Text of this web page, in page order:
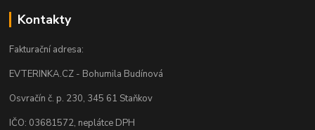
Kontakty
Fakturační adresa:
EVTERINKA.CZ - Bohumila Budínová
Osvračín č. p. 230, 345 61 Staňkov
IČO: 03681572, neplátce DPH